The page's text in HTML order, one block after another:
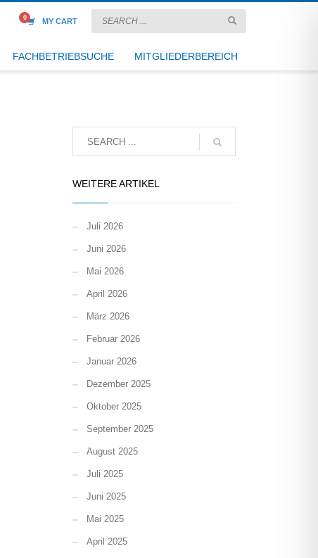
MY CART
FACHBETRIEBSUCHE MITGLIEDERBEREICH
WEITERE ARTIKEL
Juli 2026
Juni 2026
Mai 2026
April 2026
März 2026
Februar 2026
Januar 2026
Dezember 2025
Oktober 2025
September 2025
August 2025
Juli 2025
Juni 2025
Mai 2025
April 2025